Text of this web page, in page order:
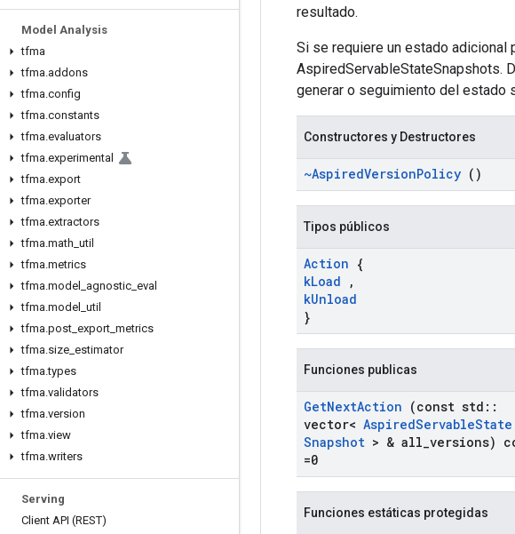
Model Analysis
tfma
tfma.addons
tfma.config
tfma.constants
tfma.evaluators
tfma.experimental
tfma.export
tfma.exporter
tfma.extractors
tfma.math util
tfma.metrics
tfma.model agnostic eval
tfma.model util
tfma.post export metrics
tfma.size estimator
tfma.types
tfma.validators
tfma.version
tfma.view
tfma.writers
Serving
Client API (REST)
resultado.
Si se requiere un estado adicional
AspiredServableStateSnapshots.
generar o seguimiento del estado
Constructores y Destructores
~AspiredVersionPolicy ()
Tipos públicos
Action {
kLoad
,
kUnload
}
Funciones publicas
GetNextAction (const std ::
vector< AspiredServableState
Snapshot > & all versions)
=0
Funciones estáticas protegidas